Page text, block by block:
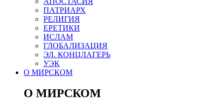
ПАТРИАРХ
РЕЛИГИЯ
ЕРЕТИКИ
ИСЛАМ
ГЛОБАЛИЗАЦИЯ
ЭЛ. КОНЦЛАГЕРЬ
УЭК
О МИРСКОМ
О МИРСКОМ